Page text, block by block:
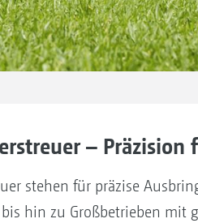
–
stehen für präzise
hin zu Großbetrieben mit